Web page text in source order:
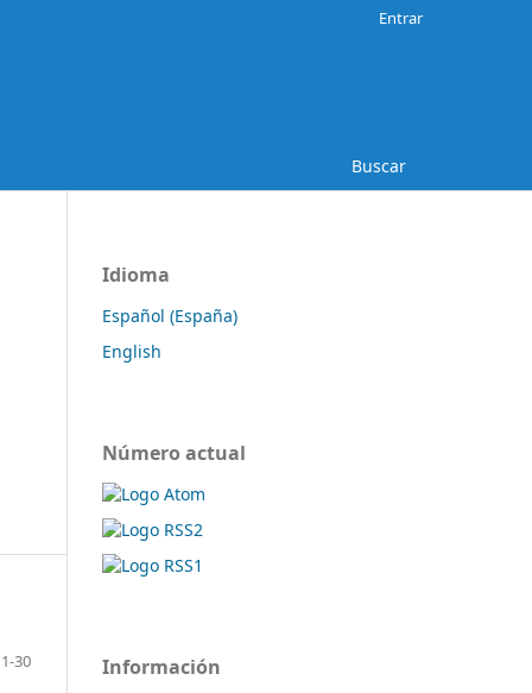
Buscar
Entrar
1-30
Idioma
Español (España)
English
Número actual
Información